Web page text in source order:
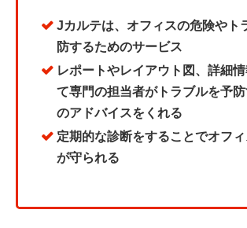
Jカルテは、オフィスの危険やト
防するためのサービス
レポートやレイアウト図、詳細
て専門の担当者がトラブルを予
のアドバイスをくれる
定期的な診断をすることでオフ
が守られる